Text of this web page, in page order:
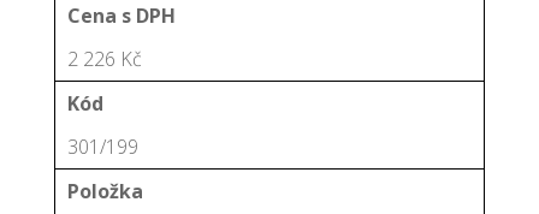
Cena s DPH
2 226 Kč
Kód
301/199
Položka